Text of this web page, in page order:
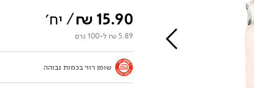
15.90
₪/ יח׳
5.89 ₪ ל-100 גרם
שומן רווי בכמות גבוהה